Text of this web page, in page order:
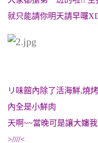
就只能請你明天請早囉
リ味館內除了活海鮮,燒
內全是小鮮肉
天啊~~當晚可是讓大嬸
>////<